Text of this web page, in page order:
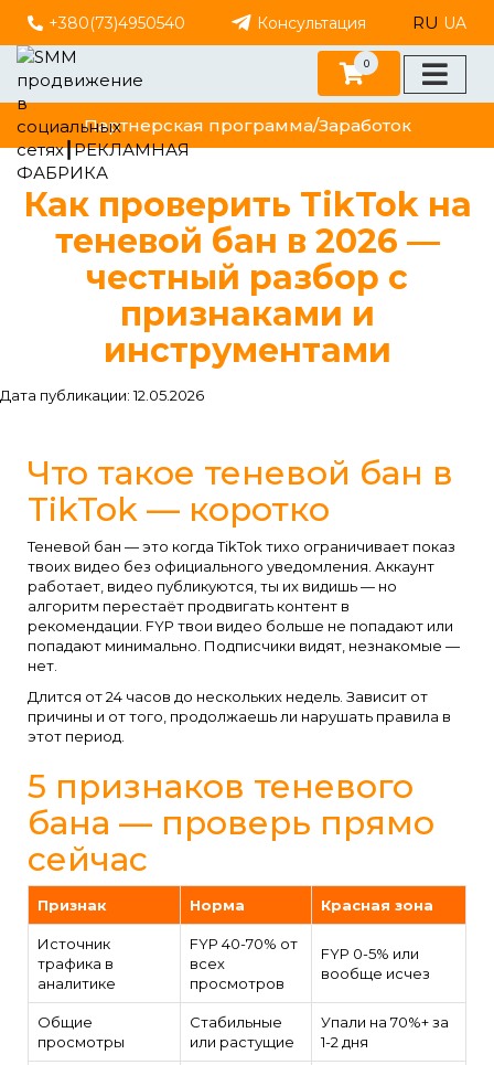
+380(73)4950540 Консультация RU UA
Партнерская программа/Заработок
0
Как проверить TikTok на
теневой бан в 2026 —
честный разбор с
признаками и
инструментами
Дата публикации: 12.05.2026
Что такое теневой бан в
TikTok — коротко
Теневой бан — это когда TikTok тихо ограничивает показ
твоих видео без официального уведомления. Аккаунт
работает, видео публикуются, ты их видишь — но
алгоритм перестаёт продвигать контент в
рекомендации. FYP твои видео больше не попадают или
попадают минимально. Подписчики видят, незнакомые —
нет.
Длится от 24 часов до нескольких недель. Зависит от
причины и от того, продолжаешь ли нарушать правила в
этот период.
5 признаков теневого
бана — проверь прямо
сейчас
Признак Норма Красная зона
Источник
трафика в
аналитике
FYP 40-70% от
всех
просмотров
FYP 0-5% или
вообще исчез
Общие
просмотры
Стабильные
или растущие
Упали на 70%+ за
1-2 дня